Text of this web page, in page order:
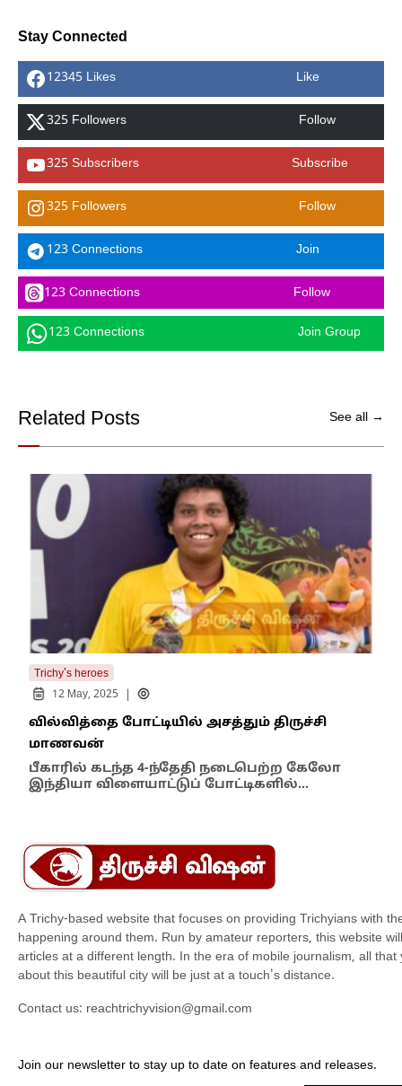
Stay Connected
12345 Likes Like
325 Followers Follow
325 Subscribers Subscribe
325 Followers Follow
123 Connections Join
123 Connections Follow
123 Connections Join Group
Related Posts See all →
Trichy's heroes
12 May, 2025
வில்வித்தை போட்டியில் அசத்தும் திருச்சி
மாணவன்
பீகாரில் கடந்த 4-ந்தேதி நடைபெற்ற கேலோ
இந்தியா விளையாட்டுப் போட்டிகளில்…
A Trichy-based website that focuses on providing Trichyians with
happening around them. Run by amateur reporters, this website
articles at a different length. In the era of mobile journalism, all that
about this beautiful city will be just at a touch's distance.
Contact us: reachtrichyvision@gmail.com
Join our newsletter to stay up to date on features and releases.